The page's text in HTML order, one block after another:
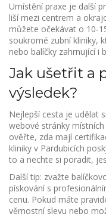
Umístění praxe je další
liší mezi centrem a
můžete očekávat o
soukromé zubní kliniky,
nebo balíčky zahrnující i
Jak ušetřit a
výsledek?
Nejlepší cesta je udělat
webové stránky
ověřte, zda mají
kliniky v Pardubicích
to a nechte si poradit,
Další tip: zvažte
pískování s
cenu. Pokud máte
věrnostní slevu nebo